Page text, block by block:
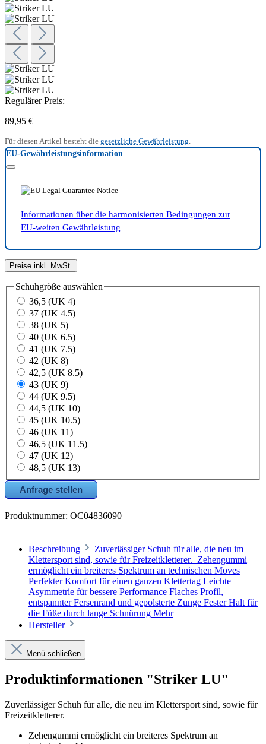
Regulärer Preis:
89,95 €
Für diesen Artikel besteht die gesetzliche Gewährleistung
EU-Gewährleistungsinformation
Informationen über die harmonisierten Bedingungen zur
EU-weiten Gewährleistung
Preise inkl. MwSt.
Schuhgröße auswählen
36,5 (UK 4)
37 (UK 4.5)
38 (UK 5)
40 (UK 6.5)
41 (UK 7.5)
42 (UK 8)
42,5 (UK 8.5)
43 (UK 9)
44 (UK 9.5)
44,5 (UK 10)
45 (UK 10.5)
46 (UK 11)
46,5 (UK 11.5)
47 (UK 12)
48,5 (UK 13)
Anfrage stellen
Produktnummer: OC04836090
Beschreibung
Zuverlässiger Schuh für alle, die neu im
Klettersport sind, sowie für Freizeitkletterer. Zehengummi
ermöglicht ein breiteres Spektrum an technischen Moves
Perfekter Komfort für einen ganzen Klettertag Leichte
Asymmetrie für bessere Performance Flaches Profil,
entspannter Fersenrand und gepolsterte Zunge Fester Halt für
die Füße durch lange Schnürung Mehr
Hersteller
Menü schließen
Produktinformationen "Striker LU"
Zuverlässiger Schuh für alle, die neu im Klettersport sind, sowie für
Freizeitkletterer.
Zehengummi ermöglicht ein breiteres Spektrum an